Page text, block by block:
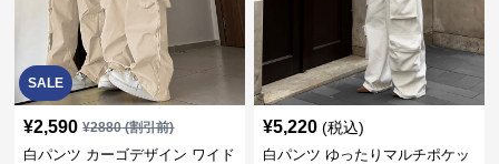
SALE
¥2,590 ¥2880(割引前)
白パンツ カーゴデザイン ワイド
¥5,220 (税込)
白パンツ ゆったりマルチポケッ